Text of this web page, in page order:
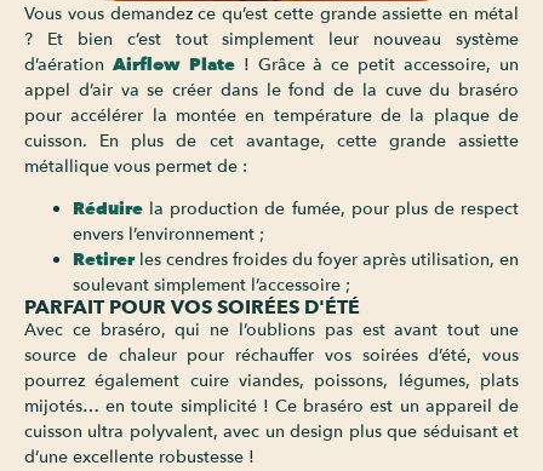
Vous vous demandez ce qu’est cette grande assiette en métal
? Et bien c’est tout simplement leur nouveau système
d’aération Airflow Plate! Grâce à ce petit accessoire, un
appel d’air va se créer dans le fond de la cuve du braséro
pour accélérer la montée en température de la plaque de
cuisson. En plus de cet avantage, cette grande assiette
métallique vous permet de :
Réduire la production de fumée, pour plus de respect
envers l’environnement ;
Retirerles cendres froides du foyer après utilisation, en
soulevant simplement l’accessoire ;
PARFAIT POUR VOS SOIRÉES D'ÉTÉ
Avec ce braséro, qui ne l’oublions pas est avant tout une
source de chaleur pour réchauffer vos soirées d’été, vous
pourrez également cuire viandes, poissons, légumes, plats
mijotés… en toute simplicité ! Ce braséro est un appareil de
cuisson ultra polyvalent, avec un design plus que séduisant et
d’une excellente robustesse !